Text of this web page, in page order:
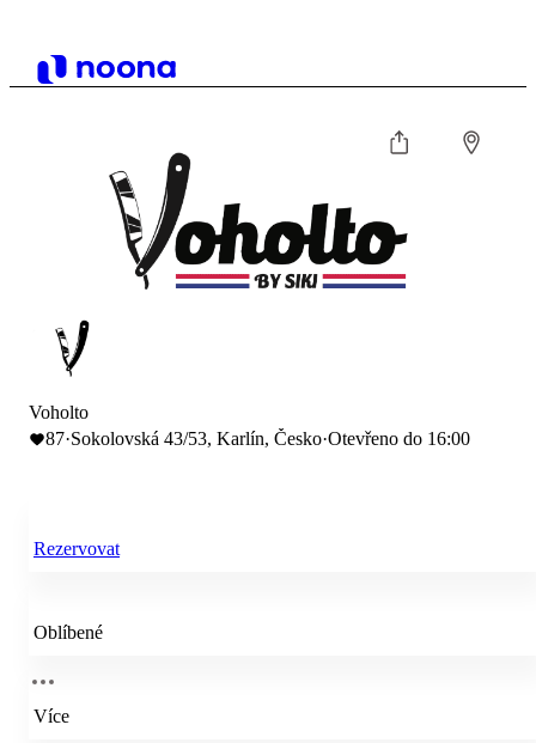
Voholto
87·Sokolovská 43/53, Karlín, Česko·Otevřeno do 16:00
Rezervovat
Oblíbené
Více